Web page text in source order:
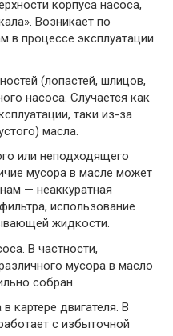
корпуса насоса,
Возникает по
в процессе эксплуатации
(лопастей, шлицов,
насоса. Случается как
таки из-за
масла.
или неподходящего
мусора в масле может
— неаккуратная
использование
жидкости.
В частности,
мусора в масло
собран.
картере двигателя. В
с избыточной